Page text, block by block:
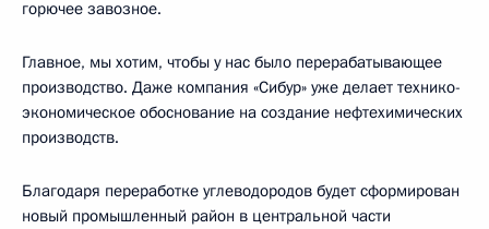
горючее завозное.
Главное, мы хотим, чтобы у нас было перерабатывающее
производство. Даже компания «Сибур» уже делает технико-
экономическое обоснование на создание нефтехимических
производств.
Благодаря переработке углеводородов будет сформирован
новый промышленный район в центральной части